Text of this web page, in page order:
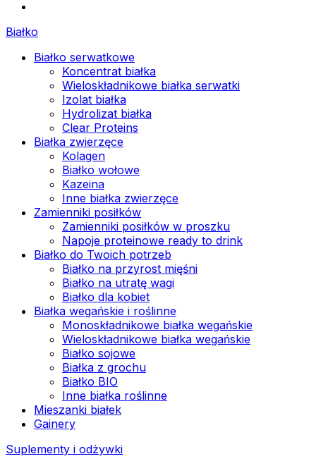
Białko
Białko serwatkowe
Koncentrat białka
Wieloskładnikowe białka serwatki
Izolat białka
Hydrolizat białka
Clear Proteins
Białka zwierzęce
Kolagen
Białko wołowe
Kazeina
Inne białka zwierzęce
Zamienniki posiłków
Zamienniki posiłków w proszku
Napoje proteinowe ready to drink
Białko do Twoich potrzeb
Białko na przyrost mięśni
Białko na utratę wagi
Białko dla kobiet
Białka wegańskie i roślinne
Monoskładnikowe białka wegańskie
Wieloskładnikowe białka wegańskie
Białko sojowe
Białka z grochu
Białko BIO
Inne białka roślinne
Mieszanki białek
Gainery
Suplementy i odżywki